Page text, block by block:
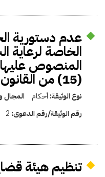
عدم دستورية
الخاصة لرعاية
المنصوص عليها
(15) من القانون رقم 77 لسنة 1975
نوع الوثيقة:أحكام المجال
رقم الوثيقة/رقم الدعوى: 2
تنظيم هيئة